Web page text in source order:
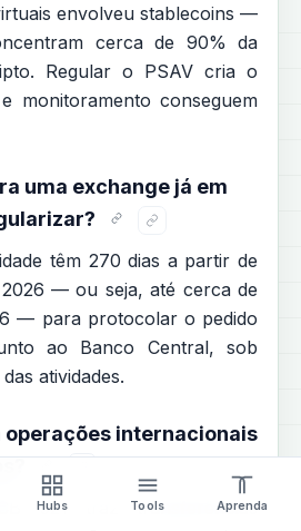
envolveu stablecoins —
cerca de 90% da
Regular o PSAV cria o
monitoramento conseguem
uma exchange já em
têm 270 dias a partir de
— ou seja, até cerca de
— para protocolar o pedido
ao Banco Central, sob
atividades.
operações internacionais
521 traz transferências
Hubs Tools Aprenda